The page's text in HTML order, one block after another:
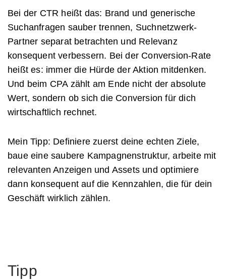
Bei der CTR heißt das: Brand und generische
Suchanfragen sauber trennen, Suchnetzwerk-
Partner separat betrachten und Relevanz
konsequent verbessern. Bei der Conversion-Rate
heißt es: immer die Hürde der Aktion mitdenken.
Und beim CPA zählt am Ende nicht der absolute
Wert, sondern ob sich die Conversion für dich
wirtschaftlich rechnet.
Mein Tipp: Definiere zuerst deine echten Ziele,
baue eine saubere Kampagnenstruktur, arbeite mit
relevanten Anzeigen und Assets und optimiere
dann konsequent auf die Kennzahlen, die für dein
Geschäft wirklich zählen.
Tipp